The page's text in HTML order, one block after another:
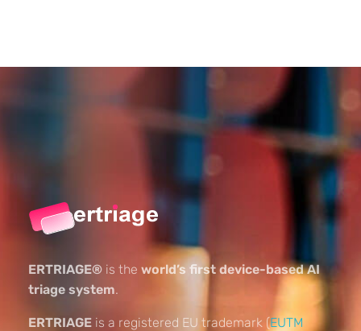
ERTRIAGE® is the world’s first device-based AI
triage system.
ERTRIAGE is a registered EU trademark (EUTM